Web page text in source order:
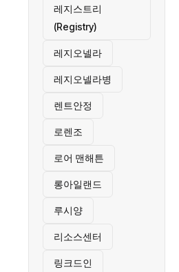
레지스트리
(Registry)
레지오넬라
레지오넬라병
렌트안정
로렌조
로어 맨해튼
롱아일랜드
루시양
리소스센터
링크드인